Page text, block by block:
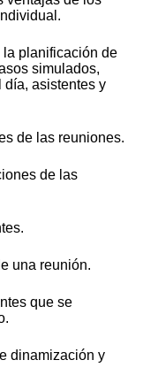
la planificación de
simulados,
día, asistentes y
de las reuniones.
de las
una reunión.
que se
dinamización y